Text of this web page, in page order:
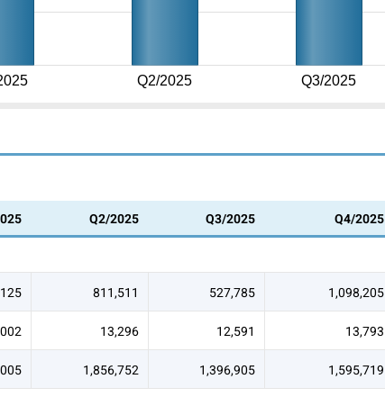
Q3/2025
Q2/2025
Q4/2025
Q3/2025
Q2/2025
1,098,205
527,785
811,511
13,793
12,591
13,296
1,595,719
1,396,905
1,856,752